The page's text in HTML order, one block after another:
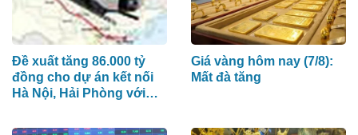
Đề xuất tăng 86.000 tỷ
đồng cho dự án kết nối
Hà Nội, Hải Phòng với
quan Tây Bắc”
Giá vàng hôm nay (7/8):
Mất đà tăng